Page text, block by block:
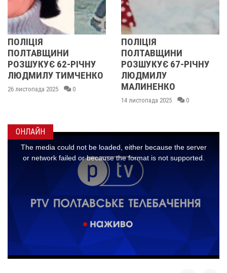
ПОЛІЦІЯ
ПОЛТАВЩИНИ
РОЗШУКУЄ 67-РІЧНУ
ЛЮДМИЛУ
МАЛИНЕНКО
У ПОЛТАВСЬКІЙ
ОБЛАСТІ
РОЗШУКУЮТЬ
РІЧНУ ЗОЮ
14 листопада 2025
ОНЛАЙН